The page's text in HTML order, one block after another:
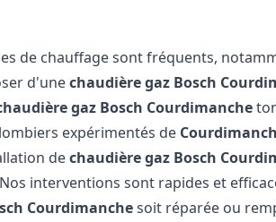
de chauffage sont fréquents,
d'unechaudière gaz Bosch
gaz Bosch Courdimanche
expérimentés de
dechaudière gaz Bosch
interventions sont rapides et
Courdimanchesoit réparée ou